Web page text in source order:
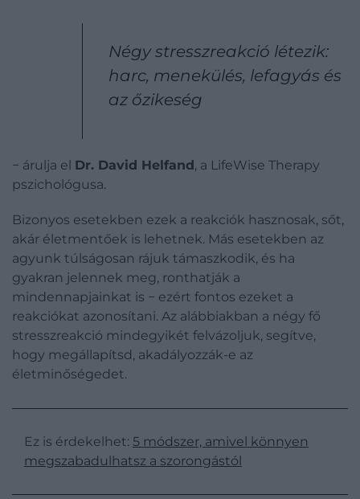
Négy stresszreakció létezik:
harc, menekülés, lefagyás és
az őzikeség
− árulja el Dr. David Helfand, a LifeWise Therapy
pszichológusa.
Bizonyos esetekben ezek a reakciók hasznosak, sőt,
akár életmentőek is lehetnek. Más esetekben az
agyunk túlságosan rájuk támaszkodik, és ha
gyakran jelennek meg, ronthatják a
mindennapjainkat is − ezért fontos ezeket a
reakciókat azonosítani. Az alábbiakban a négy fő
stresszreakció mindegyikét felvázoljuk, segítve,
hogy megállapítsd, akadályozzák-e az
életminőségedet.
Ez is érdekelhet: 5 módszer, amivel könnyen
megszabadulhatsz a szorongástól